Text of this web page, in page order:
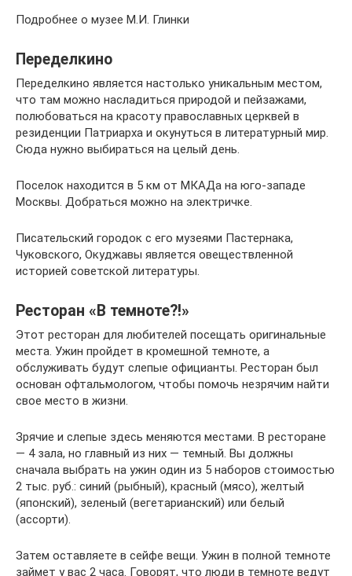
Подробнее о музее М.И. Глинки
Переделкино
Переделкино является настолько уникальным местом,
что там можно насладиться природой и пейзажами,
полюбоваться на красоту православных церквей в
резиденции Патриарха и окунуться в литературный мир.
Сюда нужно выбираться на целый день.
Поселок находится в 5 км от МКАДа на юго-западе
Москвы. Добраться можно на электричке.
Писательский городок с его музеями Пастернака,
Чуковского, Окуджавы является овеществленной
историей советской литературы.
Ресторан «В темноте?!»
Этот ресторан для любителей посещать оригинальные
места. Ужин пройдет в кромешной темноте, а
обслуживать будут слепые официанты. Ресторан был
основан офтальмологом, чтобы помочь незрячим найти
свое место в жизни.
Зрячие и слепые здесь меняются местами. В ресторане
— 4 зала, но главный из них — темный. Вы должны
сначала выбрать на ужин один из 5 наборов стоимостью
2 тыс. руб.: синий (рыбный), красный (мясо), желтый
(японский), зеленый (вегетарианский) или белый
(ассорти).
Затем оставляете в сейфе вещи. Ужин в полной темноте
займет у вас 2 часа. Говорят, что люди в темноте ведут